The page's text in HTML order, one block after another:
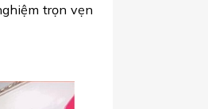
trọn vẹn